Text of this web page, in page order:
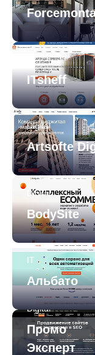
ITsheff
Digital
Artsofte
Digital
BodySite
IT
Альбато
Digital
Промо
Эксперт